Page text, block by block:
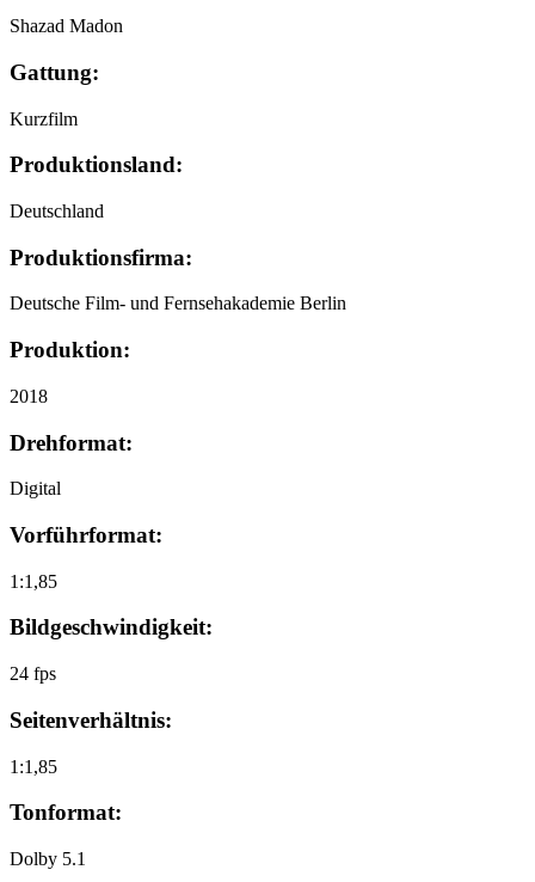
Shazad Madon
Gattung:
Kurzfilm
Produktionsland:
Deutschland
Produktionsfirma:
Deutsche Film- und Fernsehakademie Berlin
Produktion:
2018
Drehformat:
Digital
Vorführformat:
1:1,85
Bildgeschwindigkeit:
24 fps
Seitenverhältnis:
1:1,85
Tonformat:
Dolby 5.1